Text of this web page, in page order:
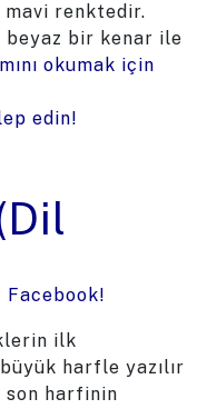
mavi renktedir.
beyaz bir kenar ile
okumak için
edin!
Facebook!
ilk
harfle yazılır
son harfinin